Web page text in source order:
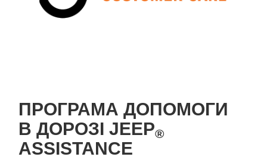
ПРОГРАМА ДОПОМОГИ
В ДОРОЗІ JEEP®
ASSISTANCE